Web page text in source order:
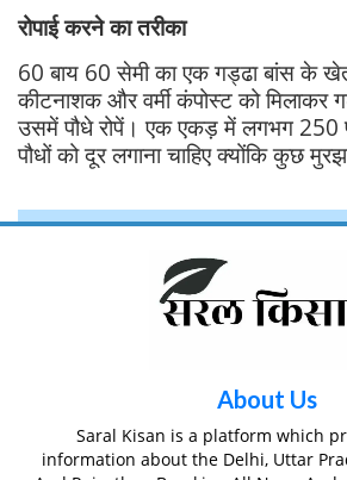
रोपाई करने का तरीका
60 बाय 60 सेमी का एक गड्ढा बांस के
कीटनाशक और वर्मी कंपोस्ट को मिलाकर
उसमें पौधे रोपें। एक एकड़ में लगभग 250
पौधों को दूर लगाना चाहिए क्योंकि कुछ
About Us
Saral Kisan is a platform which
information about the Delhi, Uttar